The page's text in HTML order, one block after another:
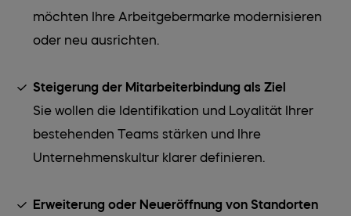
möchten Ihre Arbeitgebermarke modernisieren
oder neu ausrichten.
Steigerung der Mitarbeiterbindung als Ziel
Sie wollen die Identifikation und Loyalität Ihrer
bestehenden Teams stärken und Ihre
Unternehmenskultur klarer definieren.
Erweiterung oder Neueröffnung von Standorten